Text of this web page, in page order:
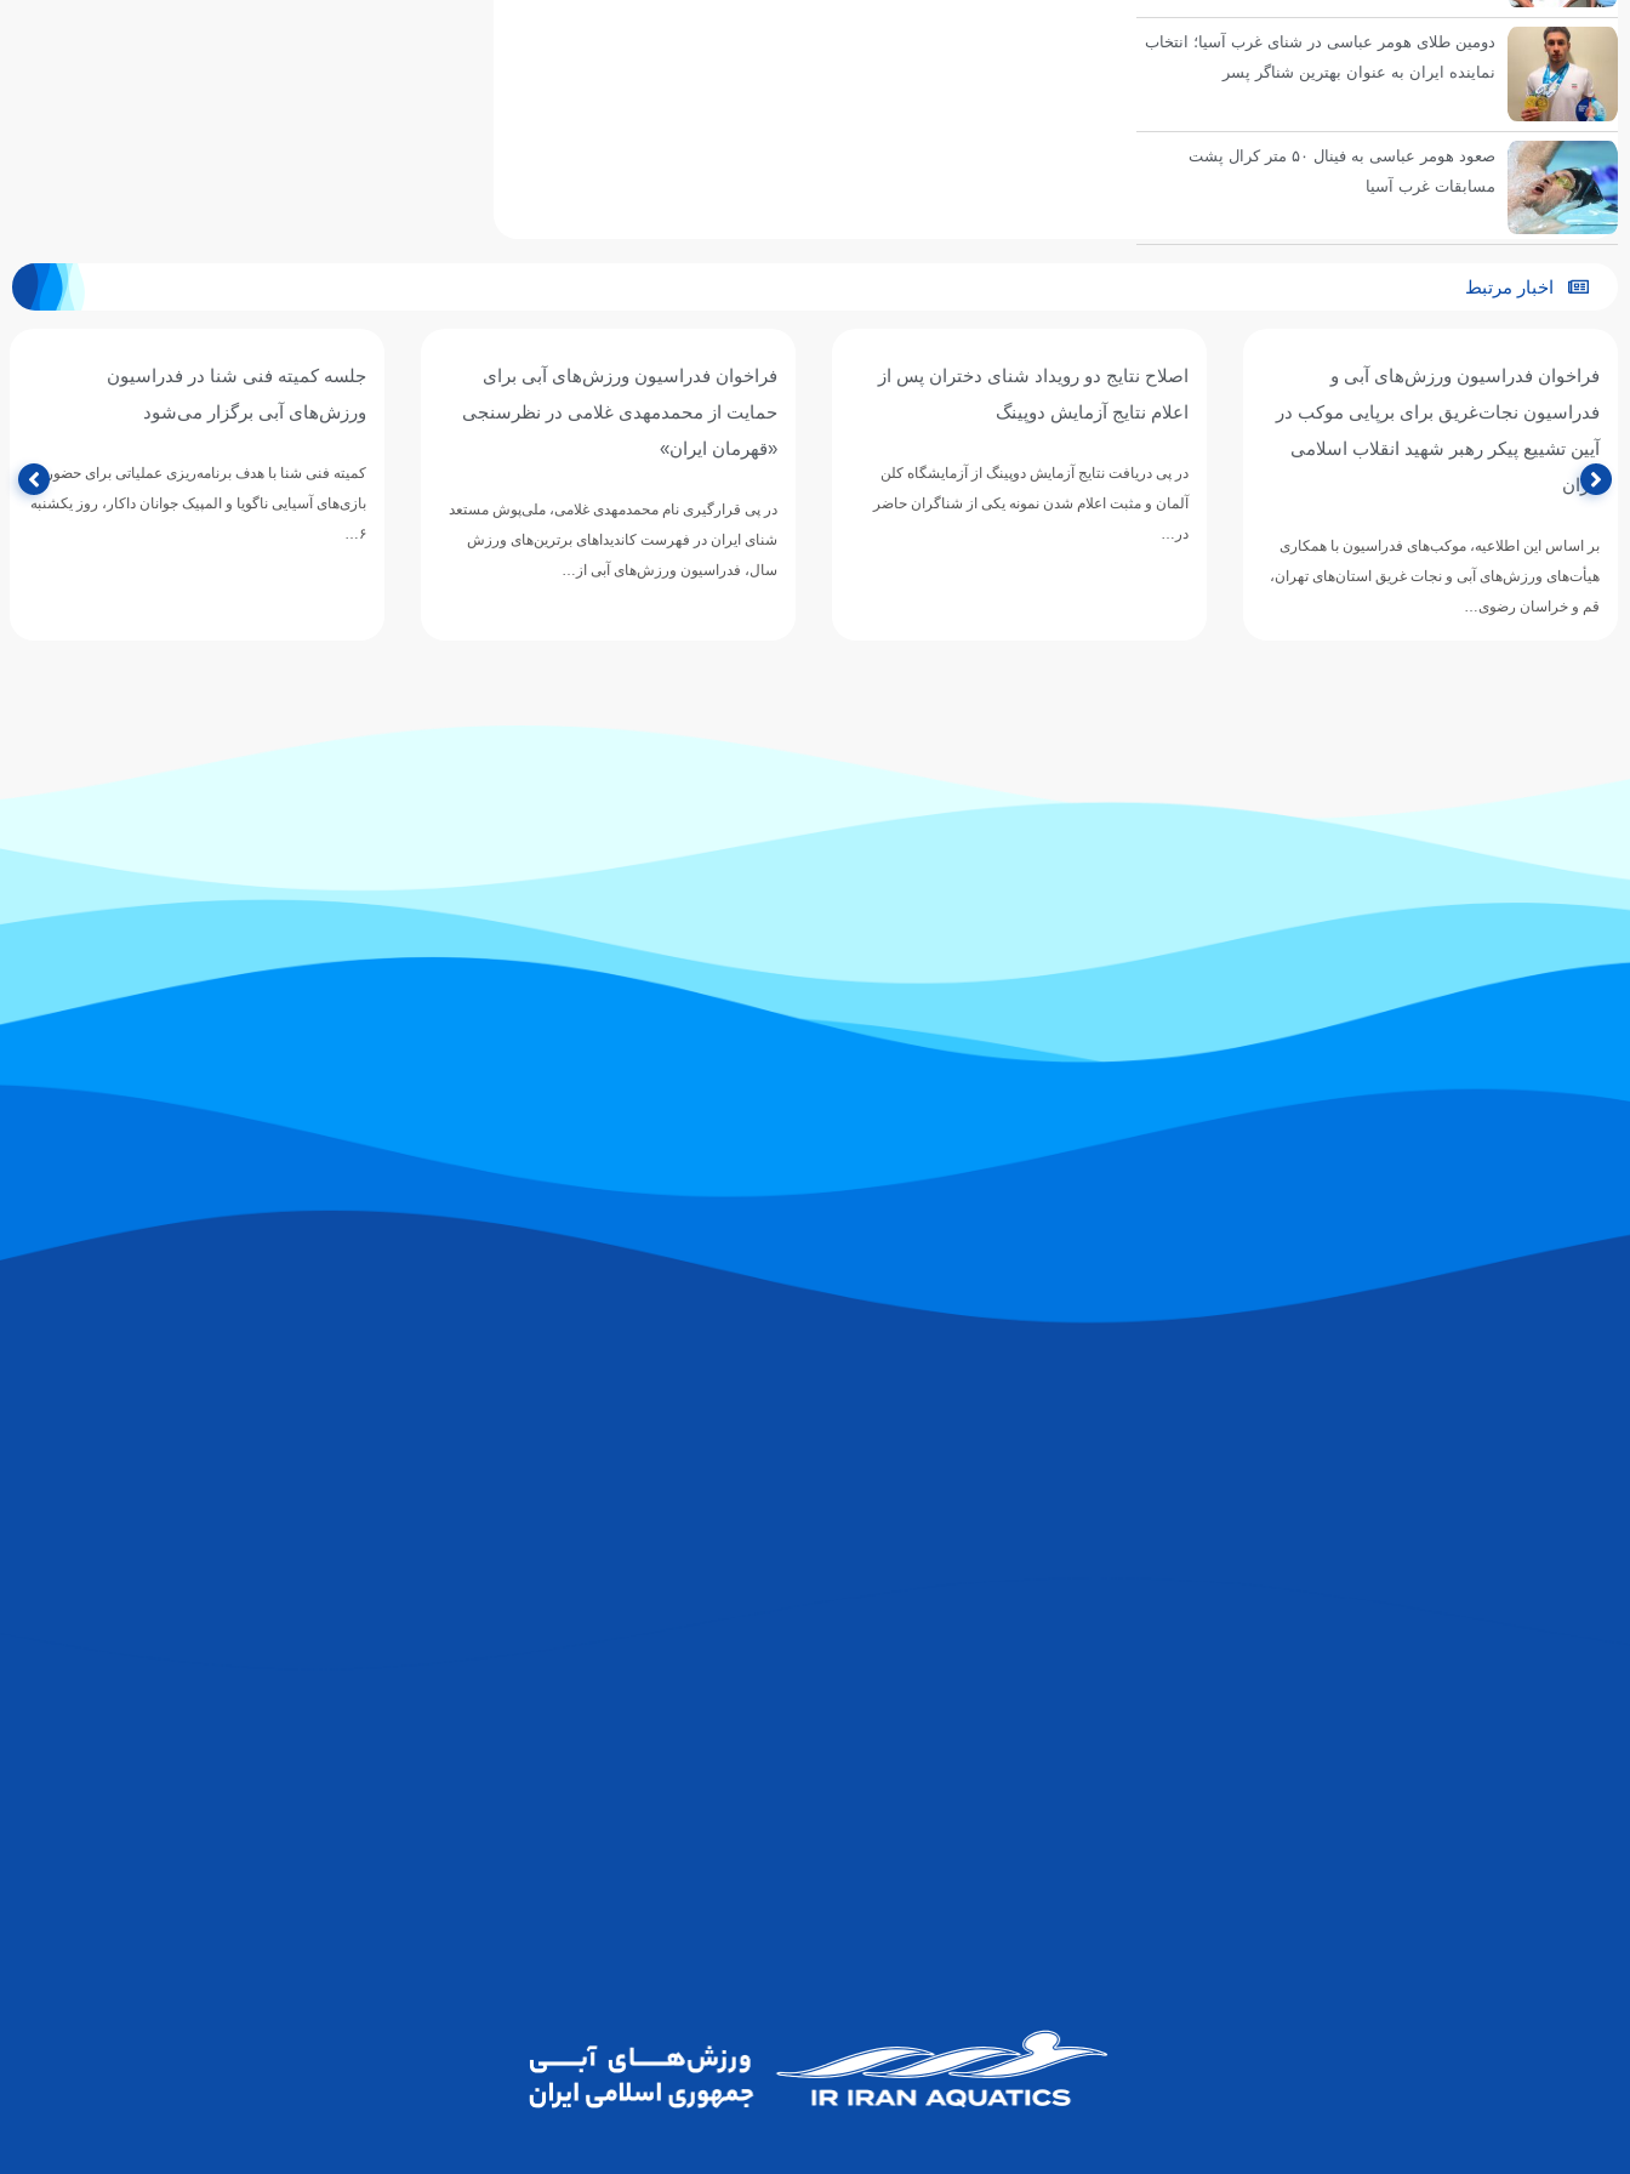
دومین طلای هومر عباسی در شنای غرب آسیا؛ انتخاب
نماینده ایران به عنوان بهترین شناگر پسر
صعود هومر عباسی به فینال ۵۰ متر کرال پشت
مسابقات غرب آسیا
اخبار مرتبط
فراخوان فدراسیون ورزش‌های آبی و
فدراسیون نجات‌غریق برای برپایی موکب در
آیین تشییع پیکر رهبر شهید انقلاب اسلامی
ایران
بر اساس این اطلاعیه، موکب‌های فدراسیون با همکاری
هیأت‌های ورزش‌های آبی و نجات غریق استان‌های تهران،
قم و خراسان رضوی…
اصلاح نتایج دو رویداد شنای دختران پس از
اعلام نتایج آزمایش دوپینگ
در پی دریافت نتایج آزمایش دوپینگ از آزمایشگاه کلن
آلمان و مثبت اعلام شدن نمونه یکی از شناگران حاضر
در…
فراخوان فدراسیون ورزش‌های آبی برای
حمایت از محمدمهدی غلامی در نظرسنجی
«قهرمان ایران»
در پی قرارگیری نام محمدمهدی غلامی، ملی‌پوش مستعد
شنای ایران در فهرست کاندیداهای برترین‌های ورزش
سال، فدراسیون ورزش‌های آبی از…
جلسه کمیته فنی شنا در فدراسیون
ورزش‌های آبی برگزار می‌شود
کمیته فنی شنا با هدف برنامه‌ریزی عملیاتی برای حضور در
بازی‌های آسیایی ناگویا و المپیک جوانان داکار، روز یکشنبه
۶…